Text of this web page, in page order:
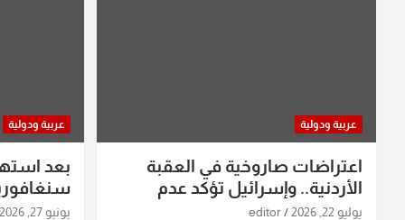
عربية ودولية
اعتراضات صاروخية في العقبة
الأردنية.. وإسرائيل تؤكد عدم
استهدافها
يوليو 22, 2026 editor
عربية ودولية
بعد
ومواقع
يونيو 27, 2026